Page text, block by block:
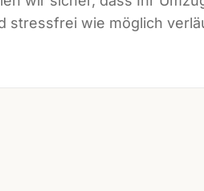
stressfrei wie möglich